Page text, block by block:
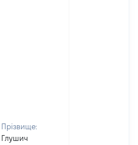
Прізвище:
Глушич